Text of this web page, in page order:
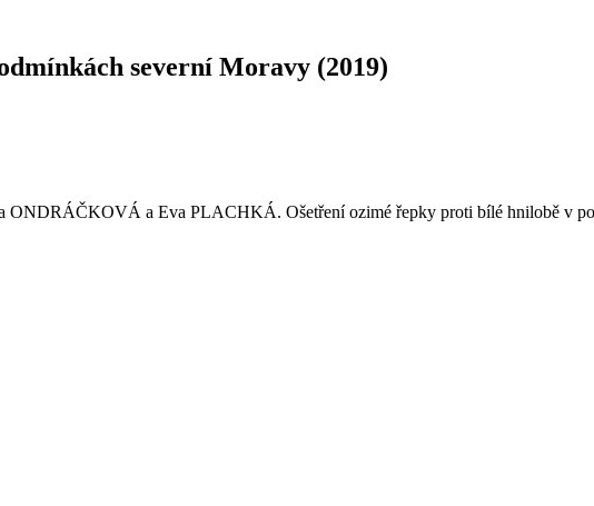
severní Moravy (2019)
a Eva PLACHKÁ. Ošetření ozimé řepky proti bílé hnilobě v